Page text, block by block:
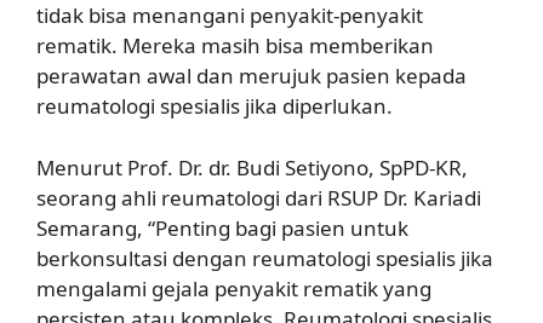
tidak bisa menangani penyakit-penyakit
rematik. Mereka masih bisa memberikan
perawatan awal dan merujuk pasien kepada
reumatologi spesialis jika diperlukan.
Menurut Prof. Dr. dr. Budi Setiyono, SpPD-KR,
seorang ahli reumatologi dari RSUP Dr. Kariadi
Semarang, “Penting bagi pasien untuk
berkonsultasi dengan reumatologi spesialis jika
mengalami gejala penyakit rematik yang